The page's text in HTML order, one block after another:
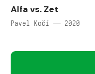
Alfa vs. Zet
Pavel Kočí — 2020